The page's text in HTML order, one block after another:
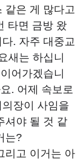
같은 게 많다고
타면 금방 왔
. 자주 대중교
새는 하십니
어가겠습니
. 어제 속보로
장이 사임을
셔야 될 것 같
는?
리고 이거는 아